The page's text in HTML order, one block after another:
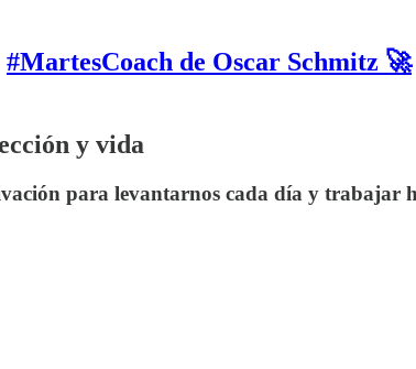
#MartesCoach de Oscar Schmitz 🚀
y vida
para levantarnos cada día y trabajar